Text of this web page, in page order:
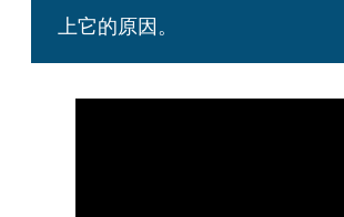
上它的原因。